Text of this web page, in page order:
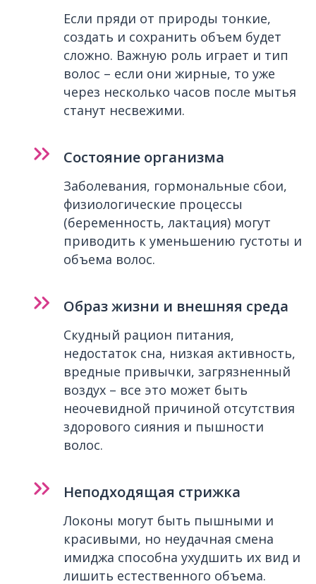
Если пряди от природы тонкие,
создать и сохранить объем будет
сложно. Важную роль играет и тип
волос – если они жирные, то уже
через несколько часов после мытья
станут несвежими.
Состояние организма
Заболевания, гормональные сбои,
физиологические процессы
(беременность, лактация) могут
приводить к уменьшению густоты и
объема волос.
Образ жизни и внешняя среда
Скудный рацион питания,
недостаток сна, низкая активность,
вредные привычки, загрязненный
воздух – все это может быть
неочевидной причиной отсутствия
здорового сияния и пышности
волос.
Неподходящая стрижка
Локоны могут быть пышными и
красивыми, но неудачная смена
имиджа способна ухудшить их вид и
лишить естественного объема.